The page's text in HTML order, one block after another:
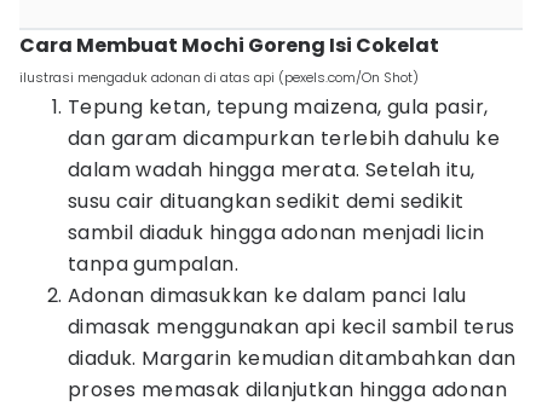
Cara Membuat Mochi Goreng Isi Cokelat
ilustrasi mengaduk adonan di atas api (pexels.com/On Shot)
Tepung ketan, tepung maizena, gula pasir,
dan garam dicampurkan terlebih dahulu ke
dalam wadah hingga merata. Setelah itu,
susu cair dituangkan sedikit demi sedikit
sambil diaduk hingga adonan menjadi licin
tanpa gumpalan.
Adonan dimasukkan ke dalam panci lalu
dimasak menggunakan api kecil sambil terus
diaduk. Margarin kemudian ditambahkan dan
proses memasak dilanjutkan hingga adonan